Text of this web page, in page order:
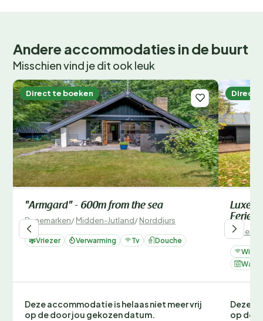
Andere accommodaties in de buurt
Misschien vind je dit ook leuk
Direct te boeken
"Armgard" - 600m from the sea
Denemarken/Midden-Jutland/Norddjurs
Vriezer Verwarming Tv Douche
Deze accommodatie is helaas niet meer vrij
op de door jou gekozen datum.
Direct
Luxe
Wifi
Deze
op de